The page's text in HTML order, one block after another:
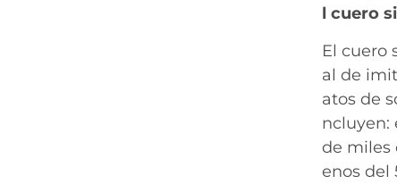
l cuero
El cuero
al de
atos de
ncluyen:
de miles
enos del